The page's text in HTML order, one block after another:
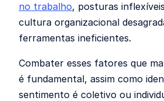
no trabalho, posturas
cultura organizacional
ferramentas ineficientes.
Combater esses fatores que
é fundamental, assim como
sentimento é coletivo ou